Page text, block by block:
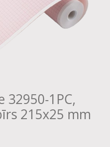
32950-1PC,
215x25 mm